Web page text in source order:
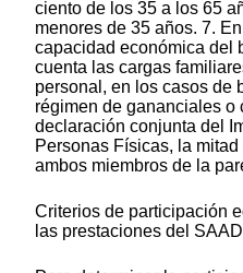
ciento de los 35 a los 65
menores de 35 años. 7.
capacidad económica del
cuenta las cargas
personal, en los casos de
régimen de gananciales o
declaración conjunta del
Personas Físicas, la
ambos miembros de la
Criterios de participación
las prestaciones del SAAD